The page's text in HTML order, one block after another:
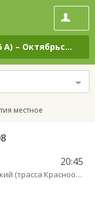
А) – Октябрьский (трасса Красноозерный)
местное
20:45
Октябрьский (трасса Красноозерный)